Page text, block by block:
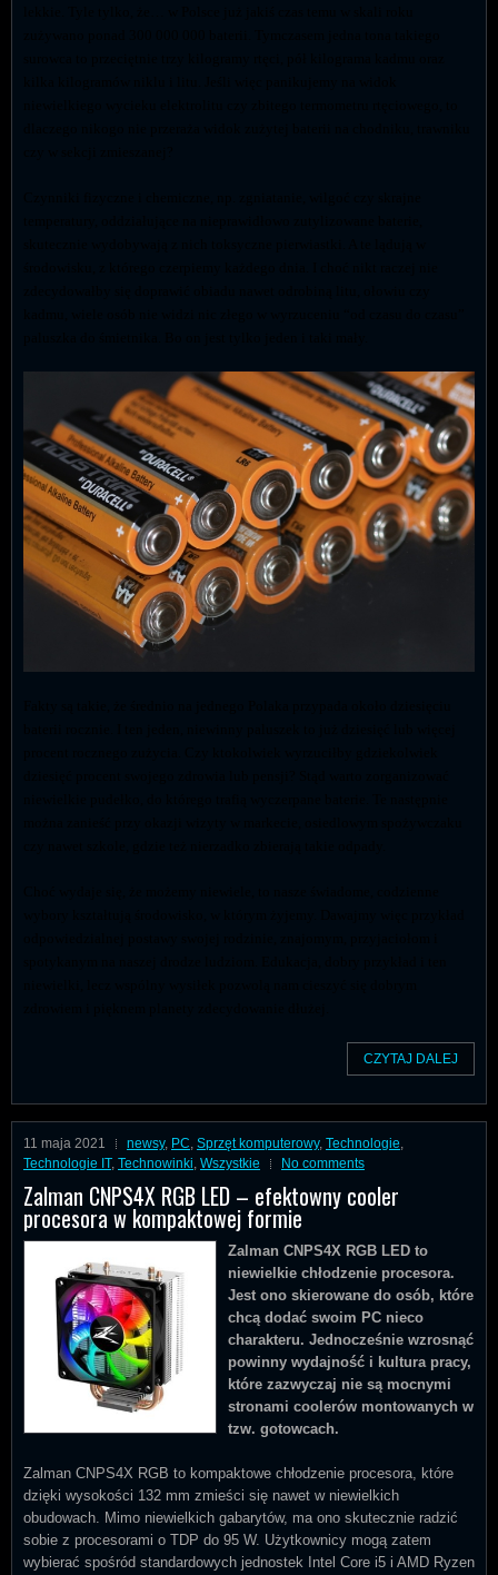
CZYTAJ DALEJ
11 maja 2021 newsy, PC, Sprzęt komputerowy, Technologie,
Technologie IT, Technowinki, Wszystkie No comments
Zalman CNPS4X RGB LED – efektowny cooler
procesora w kompaktowej formie
Zalman CNPS4X RGB LED to
niewielkie chłodzenie procesora.
Jest ono skierowane do osób, które
chcą dodać swoim PC nieco
charakteru. Jednocześnie wzrosnąć
powinny wydajność i kultura pracy,
które zazwyczaj nie są mocnymi
stronami coolerów montowanych w
tzw. gotowcach.
Zalman CNPS4X RGB to kompaktowe chłodzenie procesora, które
dzięki wysokości 132 mm zmieści się nawet w niewielkich
obudowach. Mimo niewielkich gabarytów, ma ono skutecznie radzić
sobie z procesorami o TDP do 95 W. Użytkownicy mogą zatem
wybierać spośród standardowych jednostek Intel Core i5 i AMD Ryzen